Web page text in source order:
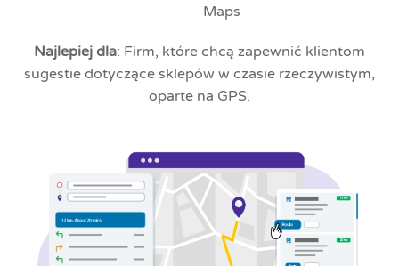
Maps
Najlepiej dla: Firm, które chcą zapewnić klientom
sugestie dotyczące sklepów w czasie rzeczywistym,
oparte na GPS.